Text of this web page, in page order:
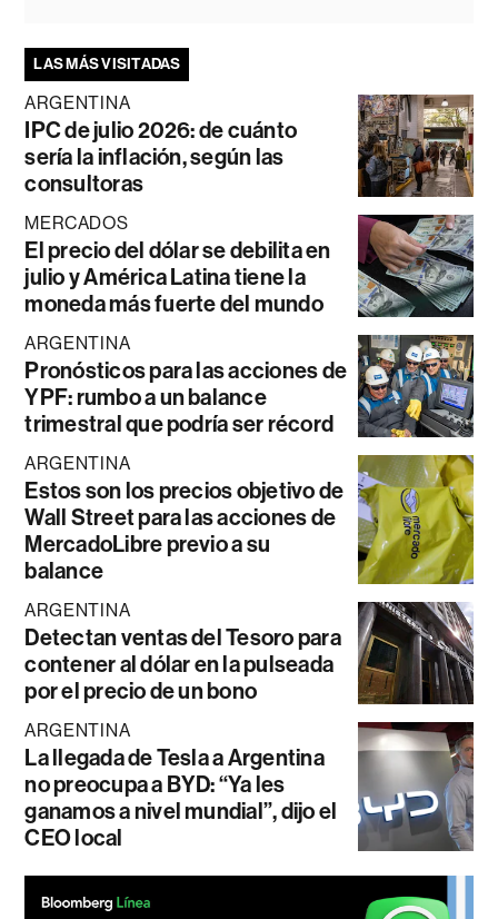
LAS MÁS VISITADAS
ARGENTINA
IPC de julio 2026: de cuánto
sería la inflación, según las
consultoras
MERCADOS
El precio del dólar se debilita en
julio y América Latina tiene la
moneda más fuerte del mundo
ARGENTINA
Pronósticos para las acciones de
YPF: rumbo a un balance
trimestral que podría ser récord
ARGENTINA
Estos son los precios objetivo de
Wall Street para las acciones de
MercadoLibre previo a su
balance
ARGENTINA
Detectan ventas del Tesoro para
contener al dólar en la pulseada
por el precio de un bono
ARGENTINA
La llegada de Tesla a Argentina
no preocupa a BYD: “Ya les
ganamos a nivel mundial”, dijo el
CEO local